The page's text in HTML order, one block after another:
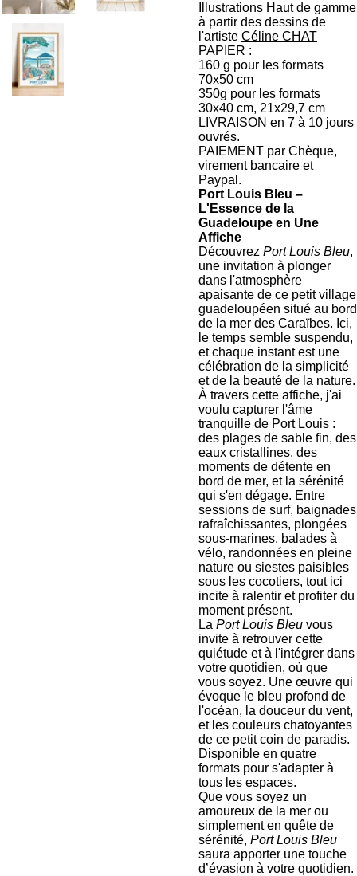
Illustrations Haut de gamme
à partir des dessins de
l'artiste Céline CHAT
PAPIER :
160 g pour les formats
70x50 cm
350g pour les formats
30x40 cm, 21x29,7 cm
LIVRAISON en 7 à 10 jours
ouvrés.
PAIEMENT par Chèque,
virement bancaire et
Paypal.
Port Louis Bleu –
L'Essence de la
Guadeloupe en Une
Affiche
Découvrez Port Louis Bleu,
une invitation à plonger
dans l'atmosphère
apaisante de ce petit village
guadeloupéen situé au bord
de la mer des Caraïbes. Ici,
le temps semble suspendu,
et chaque instant est une
célébration de la simplicité
et de la beauté de la nature.
À travers cette affiche, j'ai
voulu capturer l'âme
tranquille de Port Louis :
des plages de sable fin, des
eaux cristallines, des
moments de détente en
bord de mer, et la sérénité
qui s'en dégage. Entre
sessions de surf, baignades
rafraîchissantes, plongées
sous-marines, balades à
vélo, randonnées en pleine
nature ou siestes paisibles
sous les cocotiers, tout ici
incite à ralentir et profiter du
moment présent.
La Port Louis Bleu vous
invite à retrouver cette
quiétude et à l'intégrer dans
votre quotidien, où que
vous soyez. Une œuvre qui
évoque le bleu profond de
l'océan, la douceur du vent,
et les couleurs chatoyantes
de ce petit coin de paradis.
Disponible en quatre
formats pour s'adapter à
tous les espaces.
Que vous soyez un
amoureux de la mer ou
simplement en quête de
sérénité, Port Louis Bleu
saura apporter une touche
d’évasion à votre quotidien.